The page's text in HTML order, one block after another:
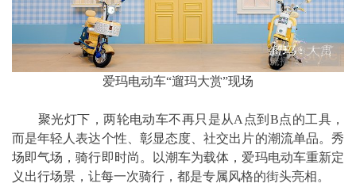
爱玛电动车“遛玛大赏”现场
聚光灯下，两轮电动车不再只是从A点到B点的工具，
而是年轻人表达个性、彰显态度、社交出片的潮流单品。秀
场即气场，骑行即时尚。以潮车为载体，爱玛电动车重新定
义出行场景，让每一次骑行，都是专属风格的街头亮相。